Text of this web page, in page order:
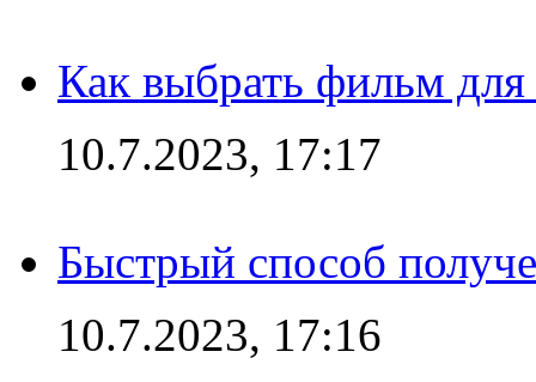
Как выбрать фильм для
10.7.2023, 17:17
Быстрый способ
10.7.2023, 17:16